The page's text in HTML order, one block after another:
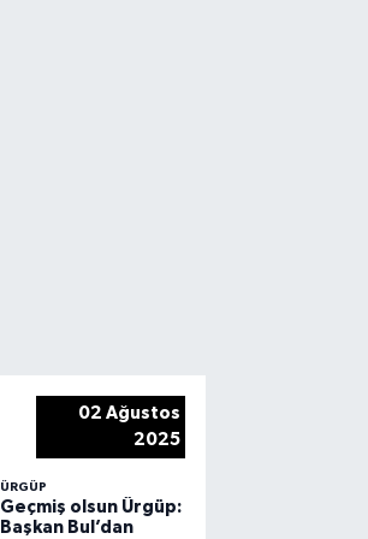
02 Ağustos
2025
ÜRGÜP
Geçmiş olsun Ürgüp:
Başkan Bul’dan